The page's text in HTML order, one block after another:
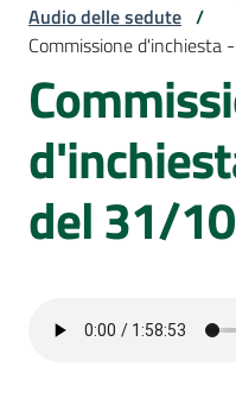
Attività
media
Audio delle sedute /
Commissione
del 31/